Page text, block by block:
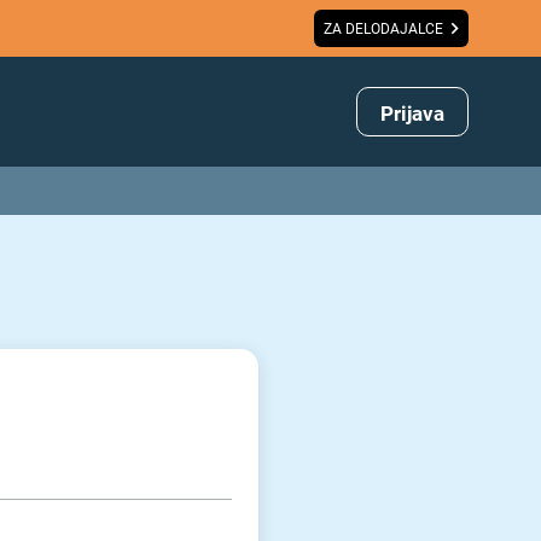
ZA DELODAJALCE
Prijava